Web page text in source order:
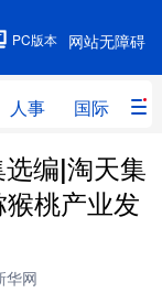
网站无障碍
PC版本
人事 国际 财
人事
港澳
编|淘天集
桃产业发
华网